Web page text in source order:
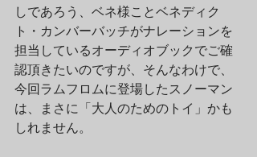
しであろう、ベネ様ことベネディク
ト・カンバーバッチがナレーションを
担当しているオーディオブックでご確
認頂きたいのですが、そんなわけで、
今回ラムフロムに登場したスノーマン
は、まさに「大人のためのトイ」かも
しれません。